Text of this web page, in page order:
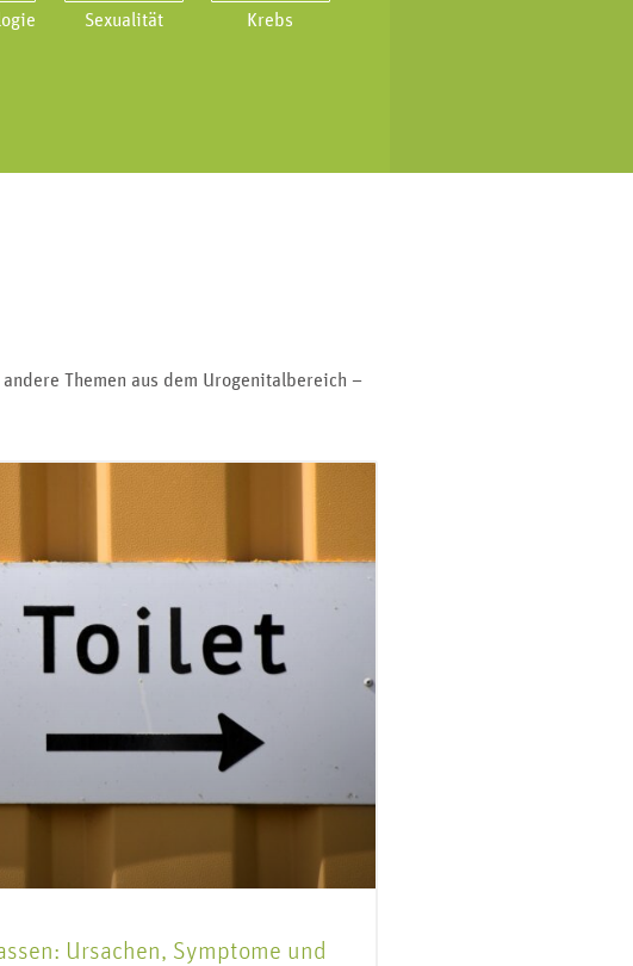
Sexualität Krebs
Themen aus dem Urogenitalbereich –
Ursachen, Symptome und